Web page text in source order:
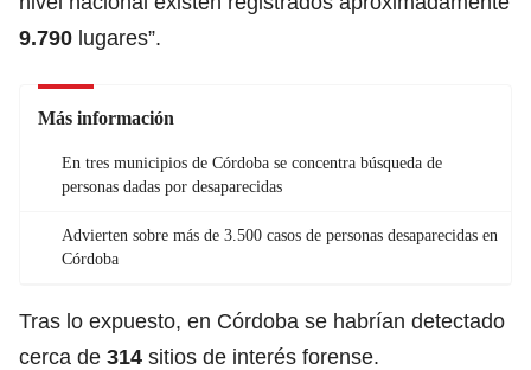
9.790 lugares”.
Más información
En tres municipios de Córdoba se concentra búsqueda de
personas dadas por desaparecidas
Advierten sobre más de 3.500 casos de personas desaparecidas en
Córdoba
Tras lo expuesto, en Córdoba se habrían detectado
cerca de 314 sitios de interés forense.